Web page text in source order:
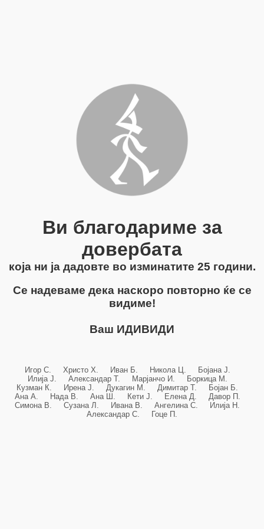
Ви благодариме за
довербата
која ни ја дадовте во изминатите 25 години.
Се надеваме дека наскоро повторно ќе се
видиме!
Ваш ИДИВИДИ
Игор С. Христо Х. Иван Б. Никола Ц. Бојана Ј.
Илија Ј. Александар Т. Марјанчо И. Боркица М.
Кузман К. Ирена Ј. Дукагин М. Димитар Т. Бојан Б.
Ана А. Нада В. Ана Ш. Кети Ј. Елена Д. Давор П.
Симона В. Сузана Л. Ивана В. Ангелина С. Илија Н.
Александар С. Гоце П.